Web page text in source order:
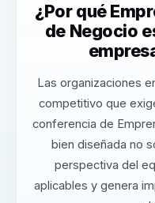
¿Por qué
de Negocio
Las organizaciones
competitivo que
conferencia de
bien diseñada no
perspectiva del
aplicables y genera